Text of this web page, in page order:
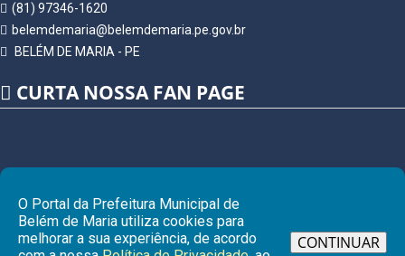
(81) 97346-1620
belemdemaria@belemdemaria.pe.gov.br
BELÉM DE MARIA - PE
CURTA NOSSA FAN PAGE
O Portal da Prefeitura Municipal de
Belém de Maria utiliza cookies para
melhorar a sua experiência, de acordo
CONTINUAR